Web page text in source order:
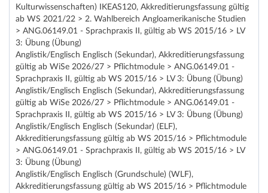
Kulturwissenschaften) IKEAS120, Akkreditierungsfassung gültig
ab WS 2021/22 > 2. Wahlbereich Angloamerikanische Studien
> ANG.06149.01 - Sprachpraxis II, gültig ab WS 2015/16 > LV
3: Übung (Übung)
Anglistik/Englisch Englisch (Sekundar), Akkreditierungsfassung
gültig ab WiSe 2026/27 > Pflichtmodule > ANG.06149.01 -
Sprachpraxis II, gültig ab WS 2015/16 > LV 3: Übung (Übung)
Anglistik/Englisch Englisch (Sekundar), Akkreditierungsfassung
gültig ab WiSe 2026/27 > Pflichtmodule > ANG.06149.01 -
Sprachpraxis II, gültig ab WS 2015/16 > LV 3: Übung (Übung)
Anglistik/Englisch Englisch (Sekundar) (ELF),
Akkreditierungsfassung gültig ab WS 2015/16 > Pflichtmodule
> ANG.06149.01 - Sprachpraxis II, gültig ab WS 2015/16 > LV
3: Übung (Übung)
Anglistik/Englisch Englisch (Grundschule) (WLF),
Akkreditierungsfassung gültig ab WS 2015/16 > Pflichtmodule